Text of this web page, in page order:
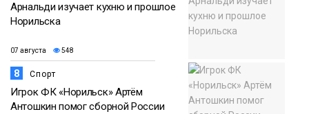
Арнальди изучает кухню и прошлое
Норильска
07 августа 548
8 Спорт
Игрок ФК «Норильск» Артём
Антошкин помог сборной России